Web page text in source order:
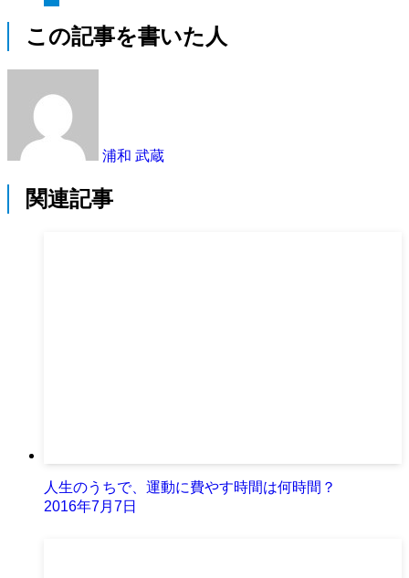
この記事を書いた人
浦和 武蔵
関連記事
人生のうちで、運動に費やす時間は何時間？
2016年7月7日